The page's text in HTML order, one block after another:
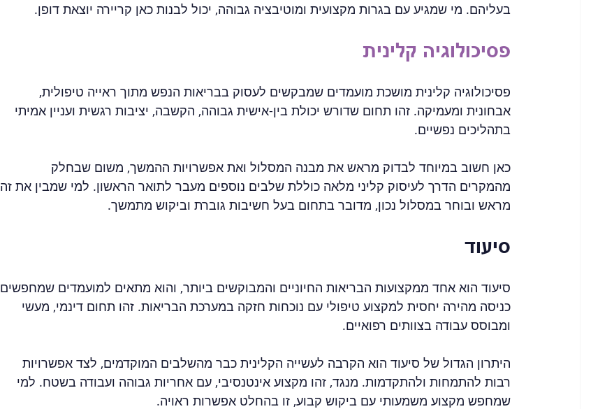
בעליהם. מי שמגיע עם בגרות מקצועית ומוטיבציה גבוהה, יכול לבנות כאן קריירה יוצאת דופן.
פסיכולוגיה קלינית
פסיכולוגיה קלינית מושכת מועמדים שמבקשים לעסוק בבריאות הנפש מתוך ראייה טיפולית,
אבחונית ומעמיקה. זהו תחום שדורש יכולת בין-אישית גבוהה, הקשבה, יציבות רגשית ועניין אמיתי
בתהליכים נפשיים.
כאן חשוב במיוחד לבדוק מראש את מבנה המסלול ואת אפשרויות ההמשך, משום שבחלק
מהמקרים הדרך לעיסוק קליני מלאה כוללת שלבים נוספים מעבר לתואר הראשון. למי שמבין את זה
מראש ובוחר במסלול נכון, מדובר בתחום בעל חשיבות גוברת וביקוש מתמשך.
סיעוד
סיעוד הוא אחד ממקצועות הבריאות החיוניים והמבוקשים ביותר, והוא מתאים למועמדים שמחפשים
כניסה מהירה יחסית למקצוע טיפולי עם נוכחות חזקה במערכת הבריאות. זהו תחום דינמי, מעשי
ומבוסס עבודה בצוותים רפואיים.
היתרון הגדול של סיעוד הוא הקרבה לעשייה הקלינית כבר מהשלבים המוקדמים, לצד אפשרויות
רבות להתמחות ולהתקדמות. מנגד, זהו מקצוע אינטנסיבי, עם אחריות גבוהה ועבודה בשטח. למי
שמחפש מקצוע משמעותי עם ביקוש קבוע, זו בהחלט אפשרות ראויה.